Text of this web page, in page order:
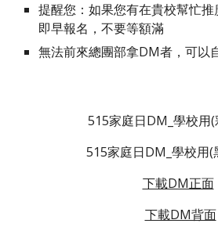
提醒您：如果您有在貴校幫忙
即早報名，不要等額滿
無法前來總團部拿DM者，可以
515家庭日DM_學校用(
515家庭日DM_學校用(
下載DM正面
下載DM背面